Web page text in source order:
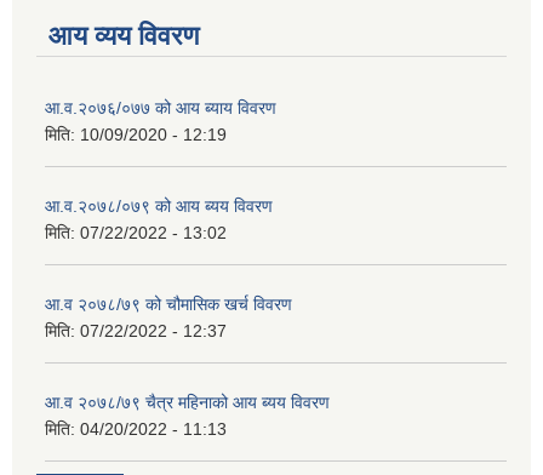
आय व्यय विवरण
आ.व.२०७६/०७७ को आय ब्याय विवरण
मिति: 10/09/2020 - 12:19
आ.व.२०७८/०७९ को आय ब्यय विवरण
मिति: 07/22/2022 - 13:02
आ.व २०७८/७९ को चौमासिक खर्च विवरण
मिति: 07/22/2022 - 12:37
आ.व २०७८/७९ चैत्र महिनाको आय ब्यय विवरण
मिति: 04/20/2022 - 11:13